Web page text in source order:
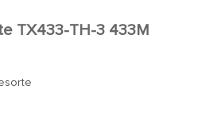
TX433-TH-3 433M